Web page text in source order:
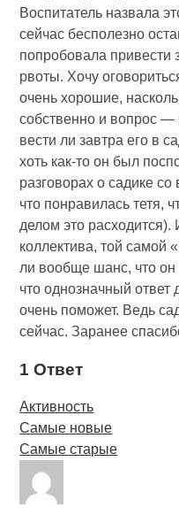
Воспитатель назвала
сейчас бесполезно
попробовала привести
рвоты. Хочу
очень хорошие,
собственно и вопрос —
вести ли завтра его в
хоть как-то он был
разговорах о садике
что понравилась тетя,
делом это расходится).
коллектива, той самой
ли вообще шанс, что
что однозначный ответ
очень поможет. Ведь
сейчас. Заранее
1 Ответ
Активность
Самые новые
Самые старые